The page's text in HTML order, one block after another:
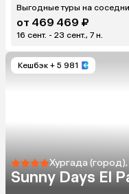
Выгодные туры на
от 469 469 ₽
16 сент. - 23 сент., 7 н.
Кешбэк + 5 981
Хургада (город),
Sunny Days El